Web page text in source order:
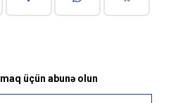
üçün abunə olun